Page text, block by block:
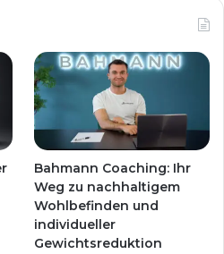
Bahmann Coaching: Ihr
Weg zu nachhaltigem
Wohlbefinden und
individueller
Gewichtsreduktion